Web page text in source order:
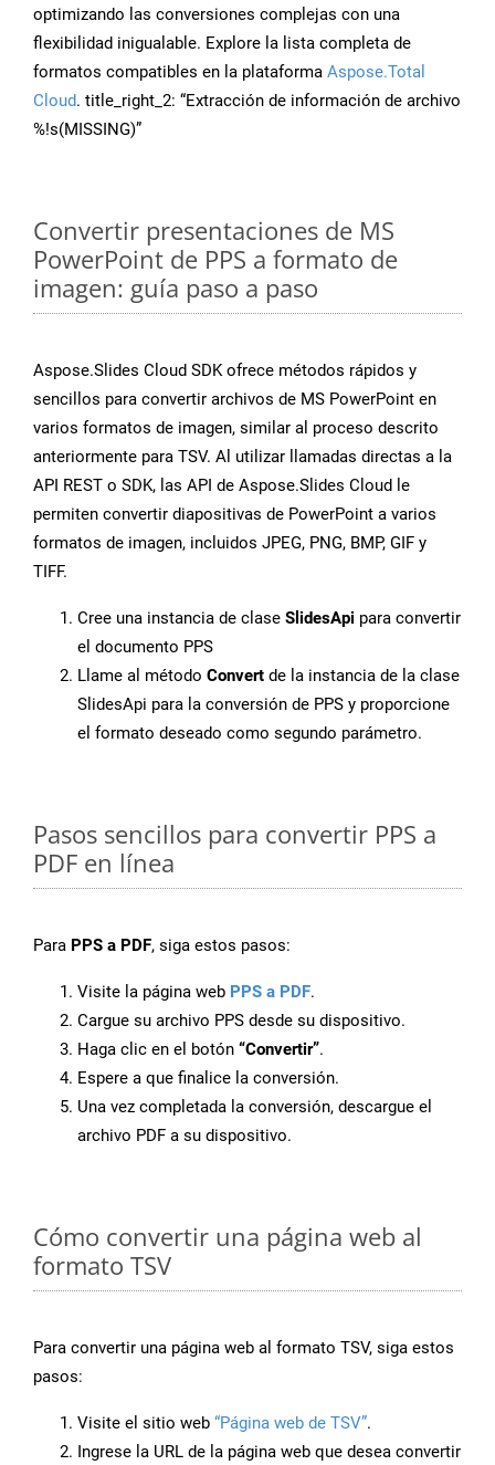
optimizando las conversiones complejas con una
flexibilidad inigualable. Explore la lista completa de
formatos compatibles en la plataforma Aspose.Total
Cloud. title_right_2: “Extracción de información de archivo
%!s(MISSING)”
Convertir presentaciones de MS
PowerPoint de PPS a formato de
imagen: guía paso a paso
Aspose.Slides Cloud SDK ofrece métodos rápidos y
sencillos para convertir archivos de MS PowerPoint en
varios formatos de imagen, similar al proceso descrito
anteriormente para TSV. Al utilizar llamadas directas a la
API REST o SDK, las API de Aspose.Slides Cloud le
permiten convertir diapositivas de PowerPoint a varios
formatos de imagen, incluidos JPEG, PNG, BMP, GIF y
TIFF.
Cree una instancia de clase SlidesApi para convertir
el documento PPS
Llame al método Convert de la instancia de la clase
SlidesApi para la conversión de PPS y proporcione
el formato deseado como segundo parámetro.
Pasos sencillos para convertir PPS a
PDF en línea
Para PPS a PDF, siga estos pasos:
Visite la página web PPS a PDF.
Cargue su archivo PPS desde su dispositivo.
Haga clic en el botón “Convertir”.
Espere a que finalice la conversión.
Una vez completada la conversión, descargue el
archivo PDF a su dispositivo.
Cómo convertir una página web al
formato TSV
Para convertir una página web al formato TSV, siga estos
pasos:
Visite el sitio web “Página web de TSV”.
Ingrese la URL de la página web que desea convertir